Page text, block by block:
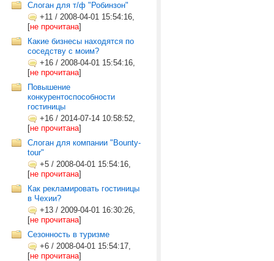
Слоган для т/ф "Робинзон"
+11 / 2008-04-01 15:54:16,
[не прочитана]
Какие бизнесы находятся по
соседству с моим?
+16 / 2008-04-01 15:54:16,
[не прочитана]
Повышение
конкурентоспособности
гостиницы
+16 / 2014-07-14 10:58:52,
[не прочитана]
Слоган для компании "Bounty-
tour"
+5 / 2008-04-01 15:54:16,
[не прочитана]
Как рекламировать гостиницы
в Чехии?
+13 / 2009-04-01 16:30:26,
[не прочитана]
Сезонность в туризме
+6 / 2008-04-01 15:54:17,
[не прочитана]